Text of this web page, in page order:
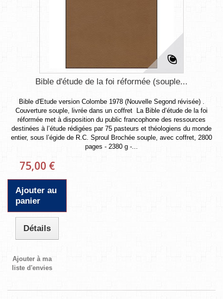
Bible d'étude de la foi réformée (souple...
Bible d'Etude version Colombe 1978 (Nouvelle Segond révisée) .
Couverture souple, livrée dans un coffret La Bible d’étude de la foi
réformée met à disposition du public francophone des ressources
destinées à l’étude rédigées par 75 pasteurs et théologiens du monde
entier, sous l’égide de R.C. Sproul Brochée souple, avec coffret, 2800
pages - 2380 g -...
75,00 €
Ajouter au
panier
Détails
Ajouter à ma
liste d'envies